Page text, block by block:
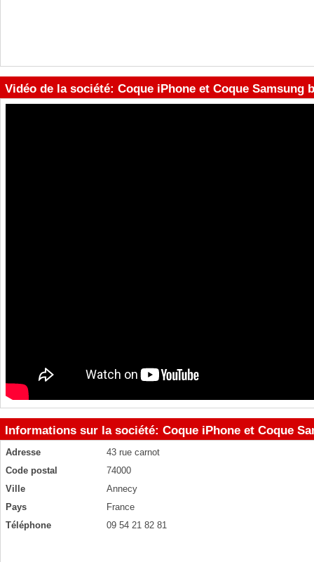
Vidéo de la société: Coque iPhone et Coque Samsung
Informations sur la société: Coque iPhone et Coque
Adresse
43 rue carnot
Code postal
74000
Ville
Annecy
Pays
France
Téléphone
09 54 21 82 81